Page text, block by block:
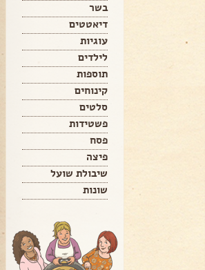
בשר
דיאטטים
עוגיות
לילדים
תוספות
קינוחים
סלטים
פשטידות
פסח
פיצה
שיבולת שועל
שונות